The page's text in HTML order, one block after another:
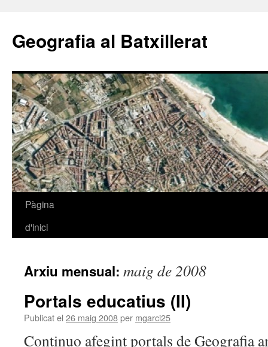
Geografia al Batxillerat
Vés
Pàgina
d'inici
Arxiu mensual: maig de 2008
Portals educatius (II)
Publicat el 26 maig 2008per mgarci25
Continuo afegint portals de Geografia